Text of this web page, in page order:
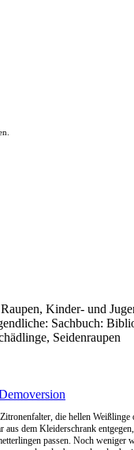
Kinder- und
Sachbuch:
Seidenraupen
die hellen
dem Kleiderschrank
passen. Noch weniger